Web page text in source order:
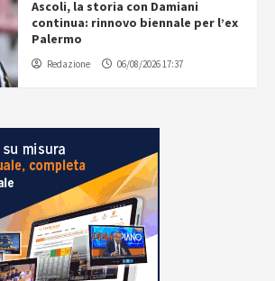
Ascoli, la storia con Damiani
continua: rinnovo biennale per l’ex
Palermo
Redazione 06/08/2026 17:37